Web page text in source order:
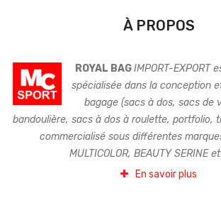
À PROPOS
ROYAL BAGIMPORT-EXPORT
spécialisée dans la conception
bagage (sacs à dos, sacs de
bandoulière, sacs à dos à roulette, portfolio,
commercialisé sous différentes
MULTICOLOR, BEAUTY SERINE
En savoir plus